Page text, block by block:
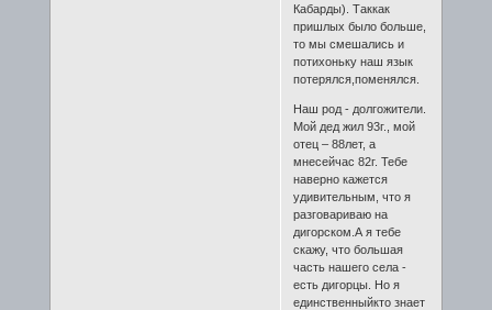
Кабарды). Таккак
пришлых было больше,
то мы смешались и
потихоньку наш язык
потерялся,поменялся.
Наш род - долгожители.
Мой дед жил 93г., мой
отец – 88лет, а
мнесейчас 82г. Тебе
наверно кажется
удивительным, что я
разговариваю на
дигорском.А я тебе
скажу, что большая
часть нашего села -
есть дигорцы. Но я
единственныйкто знает